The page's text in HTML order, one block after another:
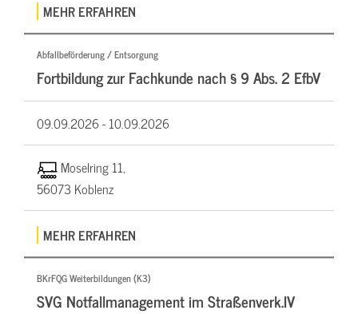
MEHR ERFAHREN
Abfallbeförderung / Entsorgung
Fortbildung zur Fachkunde nach § 9 Abs. 2 EfbV
09.09.2026 -10.09.2026
Moselring 11,
56073 Koblenz
MEHR ERFAHREN
BKrFQG Weiterbildungen (K3)
SVG Notfallmanagement im Straßenverk.IV